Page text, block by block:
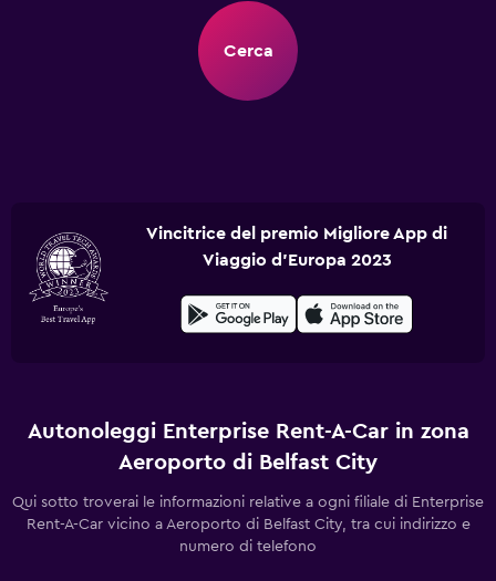
Cerca
Vincitrice del premio Migliore App di
Viaggio d'Europa 2023
Autonoleggi Enterprise Rent-A-Car in zona
Aeroporto di Belfast City
Qui sotto troverai le informazioni relative a ogni filiale di Enterprise
Rent-A-Car vicino a Aeroporto di Belfast City, tra cui indirizzo e
numero di telefono